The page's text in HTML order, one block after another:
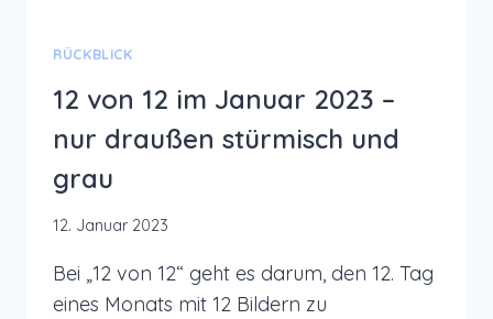
RÜCKBLICK
12 von 12 im Januar 2023 –
nur draußen stürmisch und
grau
12. Januar 2023
Bei „12 von 12“ geht es darum, den 12. Tag
eines Monats mit 12 Bildern zu